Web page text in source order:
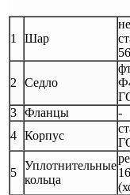
1 Шар
2 Седло
3 Фланцы
-
4 Корпус
5
Уплотнительные
кольца